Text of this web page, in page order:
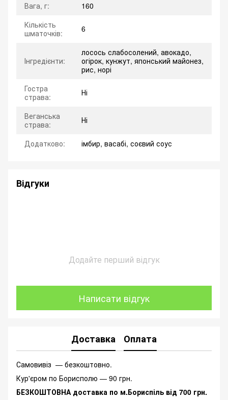
Вага, г:
160
Кількість
шматочків:
6
Інгредієнти:
лосось слабосолений, авокадо,
огірок, кунжут, японський майонез,
рис, норі
Гостра
страва:
Ні
Веганська
страва:
Ні
Додатково: імбир, васабі, соєвий соус
Відгуки
Додайте перший відгук
Написати відгук
Доставка Оплата
Самовивіз — безкоштовно.
Кур'єром по Борисполю — 90 грн.
БЕЗКОШТОВНА доставка по м.Бориспіль від 700 грн.